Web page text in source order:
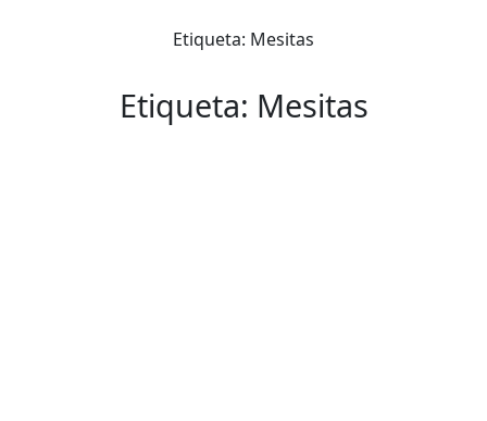
Etiqueta: Mesitas
Etiqueta: Mesitas